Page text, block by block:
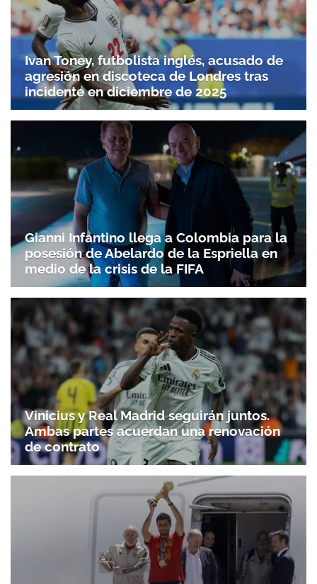
Ivan Toney, futbolista inglés, acusado de
agresión en discoteca de Londres tras
incidente en diciembre de 2025
Gianni Infantino llega a Colombia para la
posesión de Abelardo de la Espriella en
medio de la crisis de la FIFA
Vinicius y Real Madrid seguirán juntos.
Ambas partes acuerdan una renovación
de contrato